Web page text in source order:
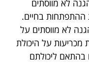
לא מווסתים
ההתפתחות בחיים.
לא מווסתים על
מכריעות על היכולת
בהתאם ליכולתם